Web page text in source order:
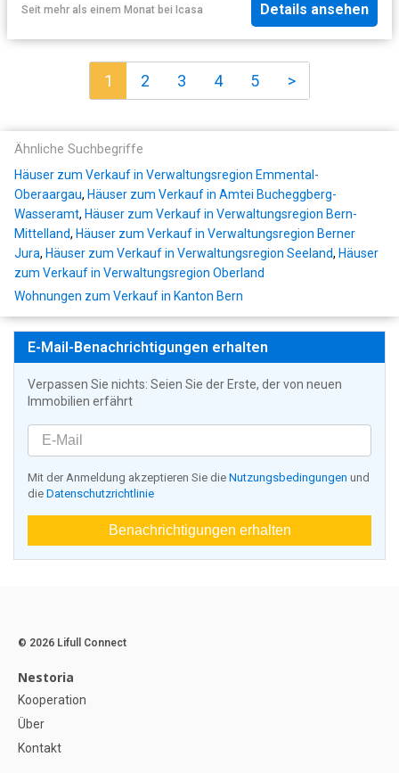
Seit mehr als einem Monat bei Icasa Details ansehen
1 2 3 4 5 >
Ähnliche Suchbegriffe
Häuser zum Verkauf in Verwaltungsregion Emmental-
Oberaargau, Häuser zum Verkauf in Amtei Bucheggberg-
Wasseramt, Häuser zum Verkauf in Verwaltungsregion Bern-
Mittelland, Häuser zum Verkauf in Verwaltungsregion Berner
Jura, Häuser zum Verkauf in Verwaltungsregion Seeland, Häuser
zum Verkauf in Verwaltungsregion Oberland
Wohnungen zum Verkauf in Kanton Bern
E-Mail-Benachrichtigungen erhalten
Verpassen Sie nichts: Seien Sie der Erste, der von neuen
Immobilien erfährt
Mit der Anmeldung akzeptieren Sie die Nutzungsbedingungen und
die Datenschutzrichtlinie
Benachrichtigungen erhalten
© 2026 Lifull Connect
Nestoria
Kooperation
Über
Kontakt